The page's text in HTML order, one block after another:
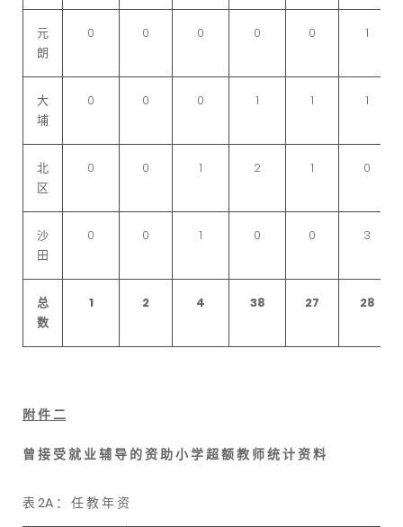
元
朗
0 0 0 0 0 1
大
埔
0 0 0 1 1 1
北
区
0 0 1 2 1 0
沙
田
0 0 1 0 0 3
总
数
1 2 4 38 27 28
附 件 二
曾 接 受 就 业 辅 导 的 资 助 小 学 超 额 教 师 统 计 资 料
表 2A ： 任 教 年 资